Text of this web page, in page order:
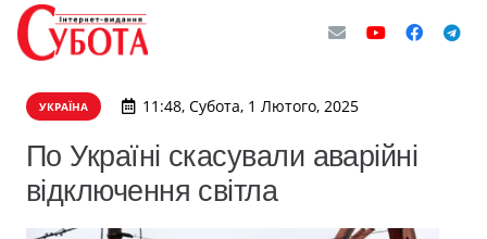
УКРАЇНА 11:48, Субота, 1 Лютого, 2025
По Україні скасували аварійні
відключення світла